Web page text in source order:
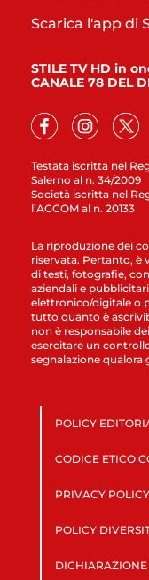
Testata iscritta nel
Salerno al n. 34/2009
Società iscritta nel
l’AGCOM al n. 20133
Scarica l'app di
STILE TV HD in
CANALE 78 DEL
La riproduzione dei
riservata. Pertanto, è
di testi, fotografie,
aziendali e
elettronico/digitale o
tutto quanto è
non è responsabile
esercitare un
segnalazione qualora
POLICY
CODICE ETICO
PRIVACY POLICY
POLICY